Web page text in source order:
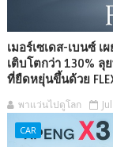
เมอร์เซเดส-เบนซ์ เ
เติบโตกว่า 130%
ที่ยืดหยุ่นขึ้นด้วย
พาแว่นไปดูโลก
CAR